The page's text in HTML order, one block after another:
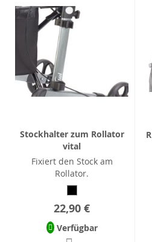
Stockhalter zum Rollator
vital
Fixiert den Stock am
Rollator.
22,90 €
Verfügbar